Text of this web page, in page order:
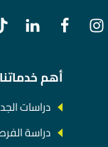
أهم خدماتنا
دراسات
دراسة